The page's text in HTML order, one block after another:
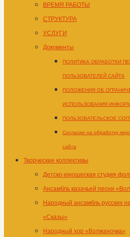
ВРЕМЯ РАБОТЫ
СТРУКТУРА
УСЛУГИ
Документы
ПОЛИТИКА ОБРАБОТКИ
ПОЛЬЗОВАТЕЛЕЙ САЙТА
ПОЛОЖЕНИЯ ОБ
ИСПОЛЬЗОВАНИЯ
ПОЛЬЗОВАТЕЛЬСКОЕ
Согласие на обработку
сайта
Творческие коллективы
Детско-юношеская студия
Ансамбль казачьей песни
Народный ансамбль русских
«Сказы»
Народный хор «Волжаночка»